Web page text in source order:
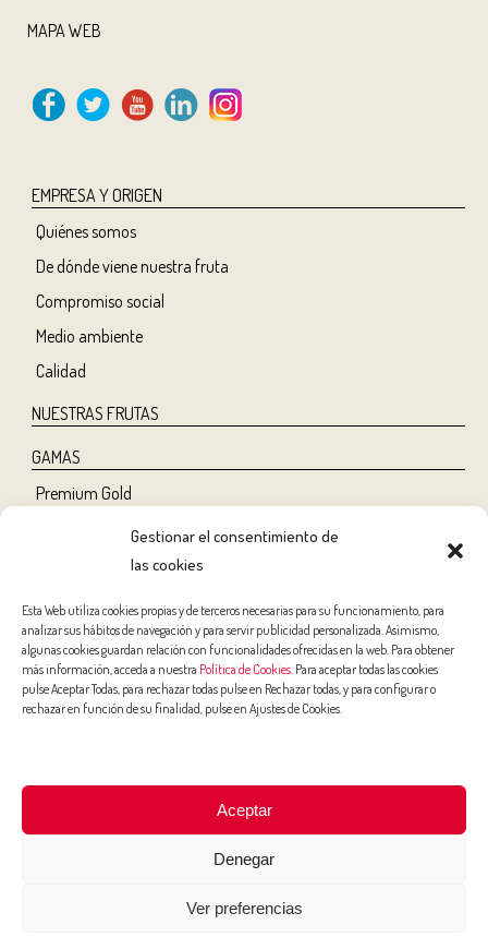
Gestionar el consentimiento de
las cookies
Esta Web utiliza cookies propias y de terceros necesarias para su funcionamiento, para
analizar sus hábitos de navegación y para servir publicidad personalizada. Asimismo,
algunas cookies guardan relación con funcionalidades ofrecidas en la web. Para obtener
más información, acceda a nuestra Política de Cookies. Para aceptar todas las cookies
pulse Aceptar Todas, para rechazar todas pulse en Rechazar todas, y para configurar o
rechazar en función de su finalidad, pulse en Ajustes de Cookies.
Aceptar
Denegar
Ver preferencias
MAPA WEB
EMPRESA Y ORIGEN
Quiénes somos
De dónde viene nuestra fruta
Compromiso social
Medio ambiente
Calidad
NUESTRAS FRUTAS
GAMAS
Premium Gold
NUTRICIÓN Y SALUD
Salud
Belleza
Niños